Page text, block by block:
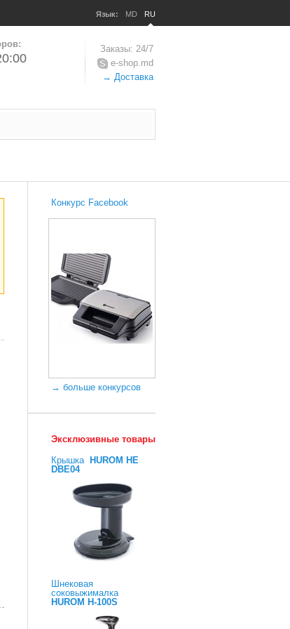
Язык: MD RU
Заказы: 24/7
e-shop.md
→ Доставка
Конкурс Facebook
→ больше конкурсов
Эксклюзивные товары
Крышка HUROM HE
DBE04
Шнековая
соковыжималка
HUROM H-100S